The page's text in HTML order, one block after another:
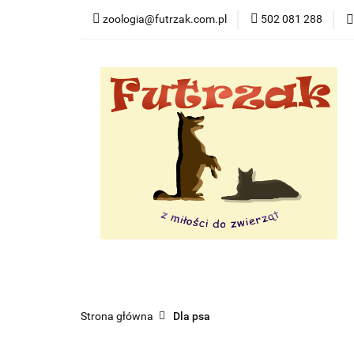
zoologia@futrzak.com.pl 502 081 288
Dla psa Dla
Zobacz
Strona główna Dla psa